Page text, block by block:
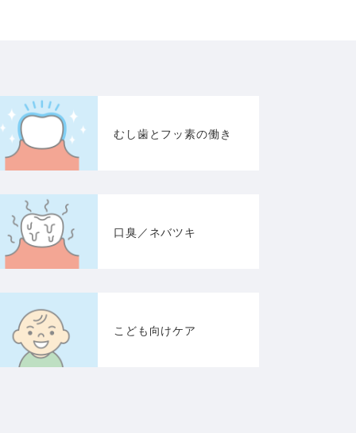
むし歯とフッ素の働き
口臭／ネバツキ
こども向けケア